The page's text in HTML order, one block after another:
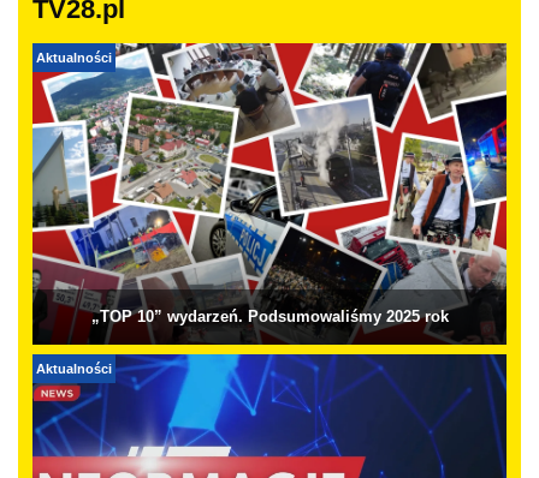
TV28.pl
Aktualności
„TOP 10” wydarzeń. Podsumowaliśmy 2025 rok
Aktualności